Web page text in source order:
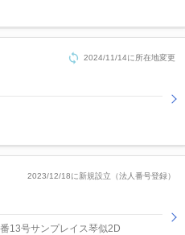
2024/11/14に所在地変更
2023/12/18に新規設立（法人番号登録）
13号サンプレイス琴似2D